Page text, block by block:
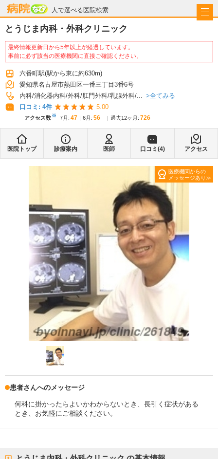
人で選べる医院検索
病院なび
とうじま内科・外科クリニック
最終情報更新日から5年以上が経過しています。
事前に必ず該当の医療機関に直接ご確認ください。
六番町駅(駅から東に約630m)
愛知県名古屋市熱田区一番三丁目3番6号
内科 消化器内科 外科 肛門外科 乳腺外科 ...
全てみる
口コミ: 4件 5.00
アクセス数※ 7月 : 47 6月 : 56 過去12ヶ月: 726
医院トップ 診療案内 医師 口コミ(4) アクセス
医療機関からの
メッセージあり
患者さんへのメッセージ
何科に掛かったらよいかわからないとき、長引く症状がある
とき、お気軽にご相談ください。